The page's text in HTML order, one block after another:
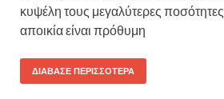
κυψέλη τους μεγαλύτερες
αποικία είναι πρόθυμη
ΔΙΆΒΑΣΕ ΠΕΡΙΣΣΌΤΕΡΑ